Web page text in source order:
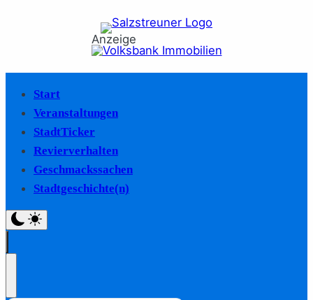
Anzeige
Start
Veranstaltungen
StadtTicker
Revierverhalten
Geschmackssachen
Stadtgeschichte(n)